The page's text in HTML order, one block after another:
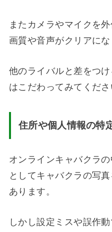
またカメラやマイクを
画質や音声がクリアにな
他のライバルと差をつ
はこだわってみてくださ
住所や個人情報の特
オンラインキャバクラ
としてキャバクラの写
あります。
しかし設定ミスや誤作